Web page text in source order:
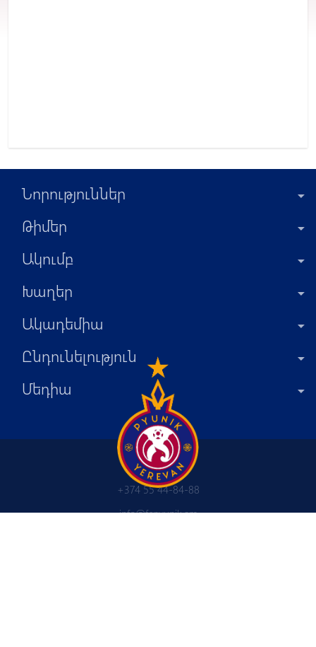
Նորություններ
Թիմեր
Ակումբ
Խաղեր
Ակադեմիա
Ընդունելություն
Մեդիա
+374 55 44-84-88
info@fcpyunik.am